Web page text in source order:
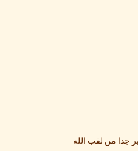
جدا من لقب الله